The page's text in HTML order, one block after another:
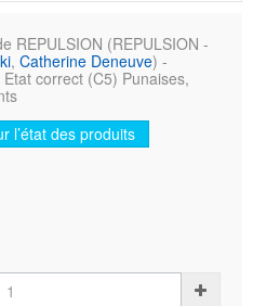
REPULSION (REPULSION -
, Catherine Deneuve) -
correct (C5) Punaises,
l’état des produits